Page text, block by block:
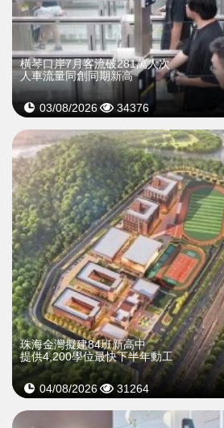
橫琴口岸7月客流破281萬人次
人車流量同創同期新高
03/08/2026 34376
珠海金灣擬建84班新高中
提供4,200學位最快下半年動工
04/08/2026 31264